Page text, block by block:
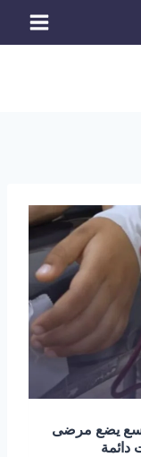
يضع مرضى
دائمة